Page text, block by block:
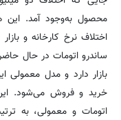
محصول به‌وجود آمد. این
اختلاف نرخ کارخانه و
خرید و فروش می‌شود.